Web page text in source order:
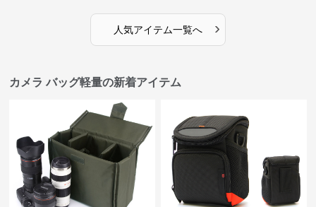
人気アイテム一覧へ ›
カメラ バッグ軽量の新着アイテム